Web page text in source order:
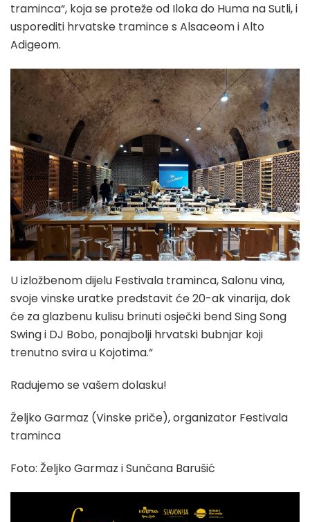
traminca“, koja se proteže od Iloka do Huma na Sutli, i
usporediti hrvatske tramince s Alsaceom i Alto
Adigeom.
U izložbenom dijelu Festivala traminca, Salonu vina,
svoje vinske uratke predstavit će 20-ak vinarija, dok
će za glazbenu kulisu brinuti osječki bend Sing Song
Swing i DJ Bobo, ponajbolji hrvatski bubnjar koji
trenutno svira u Kojotima.“
Radujemo se vašem dolasku!
Željko Garmaz (Vinske priče), organizator Festivala
traminca
Foto: Željko Garmaz i Sunčana Barušić